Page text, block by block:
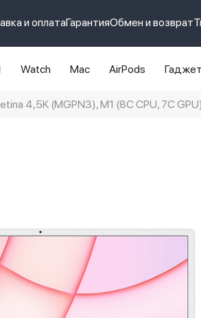
и оплатаГарантияОбмен и возврат
Watch Mac AirPods
4,5K (MGPN3), M1 (8C CPU, 7C